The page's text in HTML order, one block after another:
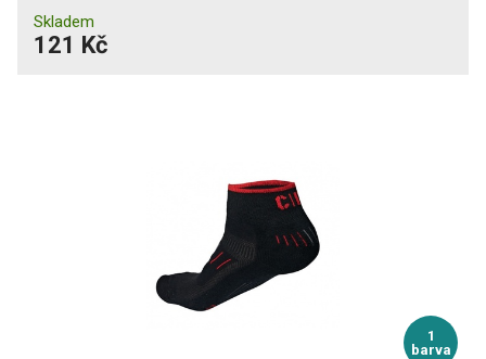
Skladem
121 Kč
1
barva